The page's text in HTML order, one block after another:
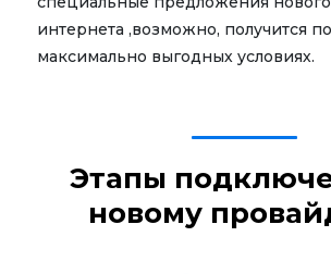
интернета ,возможно, получится
максимально выгодных условиях.
Этапы
новому